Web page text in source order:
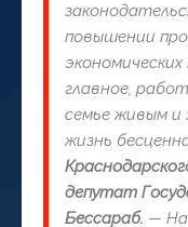
повышении
главное,
семье живым и
жизнь
депутат
Бессараб. — На